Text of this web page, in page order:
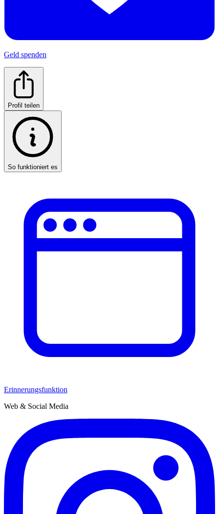
Geld spenden
Profil teilen
So funktioniert es
Erinnerungsfunktion
Web & Social Media